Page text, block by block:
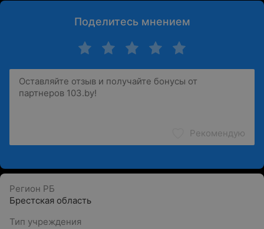
Поделитесь мнением
Рекомендую
Регион РБ
Брестская область
Тип учреждения